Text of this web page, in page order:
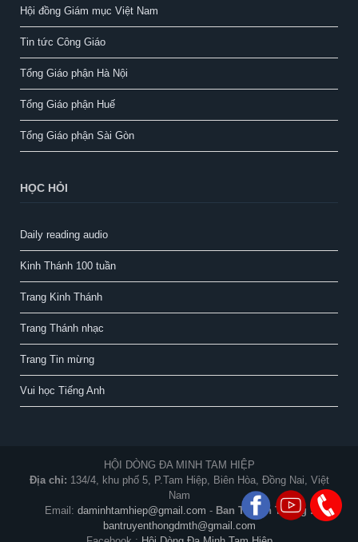
Hội đồng Giám mục Việt Nam
Tin tức Công Giáo
Tổng Giáo phận Hà Nội
Tổng Giáo phận Huế
Tổng Giáo phận Sài Gòn
HỌC HỎI
Daily reading audio
Kinh Thánh 100 tuần
Trang Kinh Thánh
Trang Thánh nhạc
Trang Tin mừng
Vui học Tiếng Anh
HỘI DÒNG ĐA MINH TAM HIỆP
Địa chỉ: 134/4, khu phố 5, P.Tam Hiệp, Biên Hòa, Đồng Nai, Việt
Nam
Email: daminhtamhiep@gmail.com - Ban Truyền Thông :
bantruyenthongdmth@gmail.com